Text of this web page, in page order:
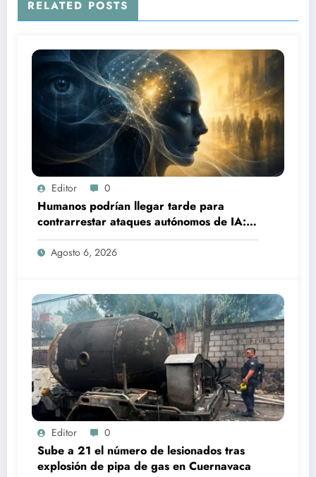
RELATED POSTS
Editor 0
Humanos podrían llegar tarde para
contrarrestar ataques autónomos de IA:
experto
Agosto 6, 2026
Editor 0
Sube a 21 el número de lesionados tras
explosión de pipa de gas en Cuernavaca